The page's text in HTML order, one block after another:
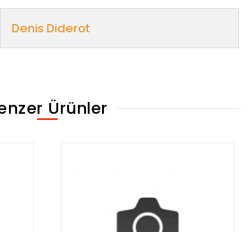
Denis Diderot
Ürünler